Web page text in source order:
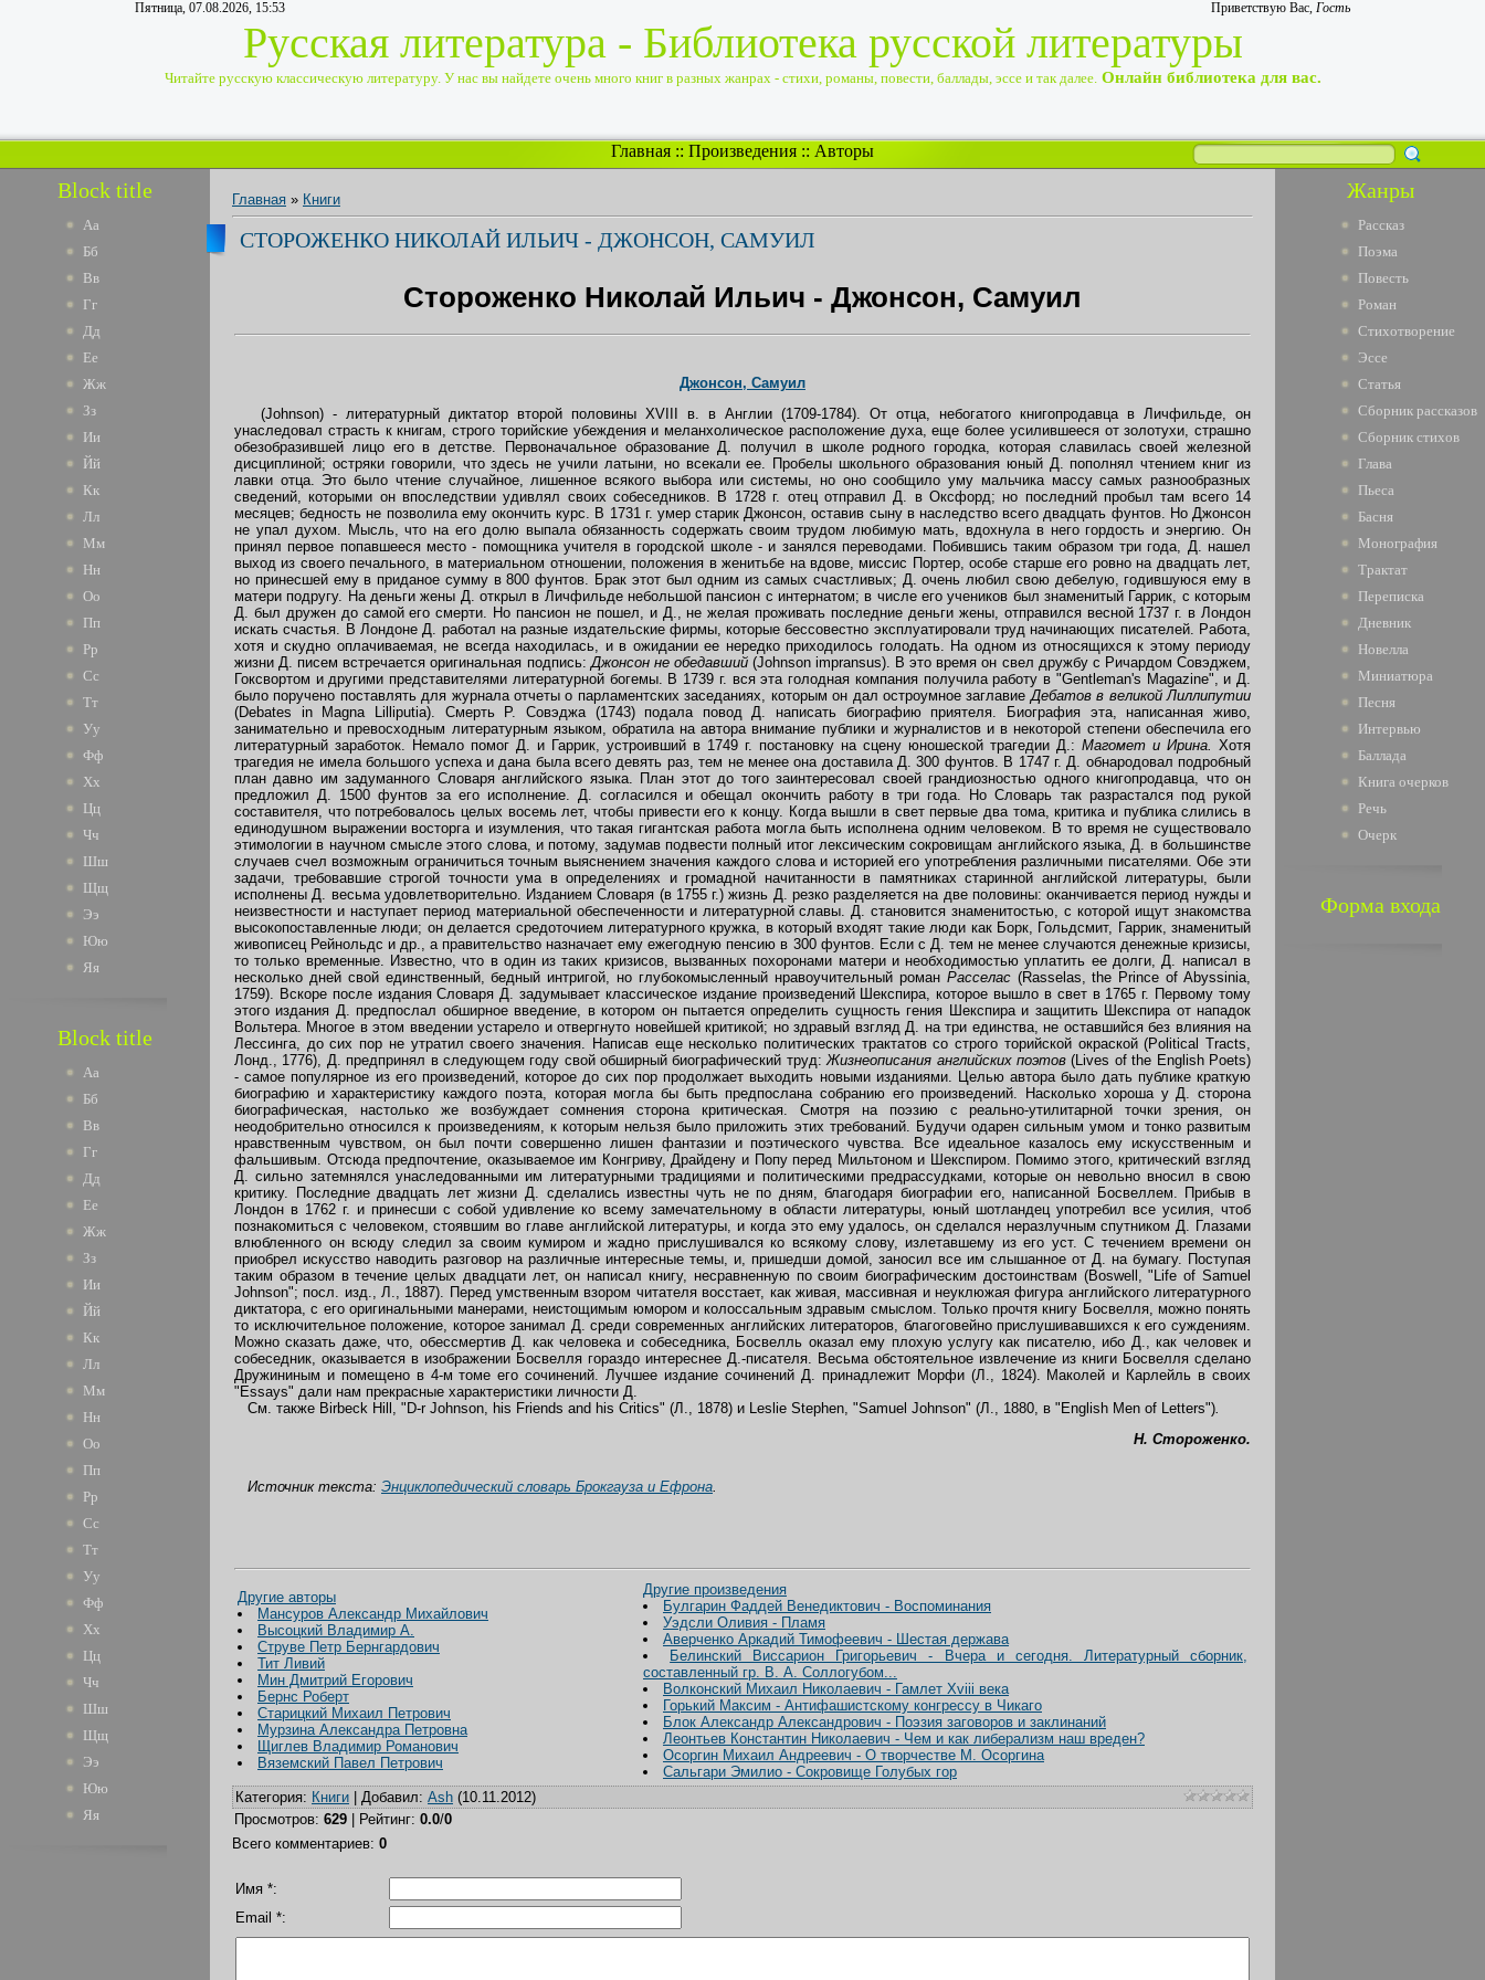
Пятница, 07.08.2026, 15:53 Приветствую Вас, Гость
Русская литература - Библиотека русской литературы
Читайте русскую классическую литературу. У нас вы найдете очень много книг в разных жанрах - стихи, романы, повести, баллады, эссе и так далее. Онлайн библиотека для вас.
Главная :: Произведения :: Авторы
Block title
Аа
Бб
Вв
Гг
Дд
Ее
Жж
Зз
Ии
Йй
Кк
Лл
Мм
Нн
Оо
Пп
Рр
Сс
Тт
Уу
Фф
Хх
Цц
Чч
Шш
Щщ
Ээ
Юю
Яя
Block title
Аа
Бб
Вв
Гг
Дд
Ее
Жж
Зз
Ии
Йй
Кк
Лл
Мм
Нн
Оо
Пп
Рр
Сс
Тт
Уу
Фф
Хх
Цц
Чч
Шш
Щщ
Ээ
Юю
Яя
Главная » Книги
СТОРОЖЕНКО НИКОЛАЙ ИЛЬИЧ - ДЖОНСОН, САМУИЛ
Стороженко Николай Ильич - Джонсон, Самуил
Джонсон, Самуил
(Johnson) - литературный диктатор второй половины XVIII в. в Англии (1709-1784). От отца, небогатого книгопродавца в Личфильде, он
унаследовал страсть к книгам, строго торийские убеждения и меланхолическое расположение духа, еще более усилившееся от золотухи, страшно
обезобразившей лицо его в детстве. Первоначальное образование Д. получил в школе родного городка, которая славилась своей железной
дисциплиной; остряки говорили, что здесь не учили латыни, но всекали ее. Пробелы школьного образования юный Д. пополнял чтением книг из
лавки отца. Это было чтение случайное, лишенное всякого выбора или системы, но оно сообщило уму мальчика массу самых разнообразных
сведений, которыми он впоследствии удивлял своих собеседников. В 1728 г. отец отправил Д. в Оксфорд; но последний пробыл там всего 14
месяцев; бедность не позволила ему окончить курс. В 1731 г. умер старик Джонсон, оставив сыну в наследство всего двадцать фунтов. Но Джонсон
не упал духом. Мысль, что на его долю выпала обязанность содержать своим трудом любимую мать, вдохнула в него гордость и энергию. Он
принял первое попавшееся место - помощника учителя в городской школе - и занялся переводами. Побившись таким образом три года, Д. нашел
выход из своего печального, в материальном отношении, положения в женитьбе на вдове, миссис Портер, особе старше его ровно на двадцать лет,
но принесшей ему в приданое сумму в 800 фунтов. Брак этот был одним из самых счастливых; Д. очень любил свою дебелую, годившуюся ему в
матери подругу. На деньги жены Д. открыл в Личфильде небольшой пансион с интернатом; в числе его учеников был знаменитый Гаррик, с которым
Д. был дружен до самой его смерти. Но пансион не пошел, и Д., не желая проживать последние деньги жены, отправился весной 1737 г. в Лондон
искать счастья. В Лондоне Д. работал на разные издательские фирмы, которые бессовестно эксплуатировали труд начинающих писателей. Работа,
хотя и скудно оплачиваемая, не всегда находилась, и в ожидании ее нередко приходилось голодать. На одном из относящихся к этому периоду
жизни Д. писем встречается оригинальная подпись: Джонсон не обедавший(Johnson impransus). В это время он свел дружбу с Ричардом Совэджем,
Гоксвортом и другими представителями литературной богемы. В 1739 г. вся эта голодная компания получила работу в "Gentleman's Magazine", и Д.
было поручено поставлять для журнала отчеты о парламентских заседаниях, которым он дал остроумное заглавие Дебатов в великой Лиллипутии
(Debates in Magna Lilliputia). Смерть Р. Совэджа (1743) подала повод Д. написать биографию приятеля. Биография эта, написанная живо,
занимательно и превосходным литературным языком, обратила на автора внимание публики и журналистов и в некоторой степени обеспечила его
литературный заработок. Немало помог Д. и Гаррик, устроивший в 1749 г. постановку на сцену юношеской трагедии Д.: Магомет и Ирина.
Хотя
трагедия не имела большого успеха и дана была всего девять раз, тем не менее она доставила Д. 300 фунтов. В 1747 г. Д. обнародовал подробный
план давно им задуманного Словаря английского языка. План этот до того заинтересовал своей грандиозностью одного книгопродавца, что он
предложил Д. 1500 фунтов за его исполнение. Д. согласился и обещал окончить работу в три года. Но Словарь так разрастался под рукой
составителя, что потребовалось целых восемь лет, чтобы привести его к концу. Когда вышли в свет первые два тома, критика и публика слились в
единодушном выражении восторга и изумления, что такая гигантская работа могла быть исполнена одним человеком. В то время не существовало
этимологии в научном смысле этого слова, и потому, задумав подвести полный итог лексическим сокровищам английского языка, Д. в большинстве
случаев счел возможным ограничиться точным выяснением значения каждого слова и историей его употребления различными писателями. Обе эти
задачи, требовавшие строгой точности ума в определениях и громадной начитанности в памятниках старинной английской литературы, были
исполнены Д. весьма удовлетворительно. Изданием Словаря (в 1755 г.) жизнь Д. резко разделяется на две половины: оканчивается период нужды и
неизвестности и наступает период материальной обеспеченности и литературной славы. Д. становится знаменитостью, с которой ищут знакомства
высокопоставленные люди; он делается средоточием литературного кружка, в который входят такие люди как Борк, Гольдсмит, Гаррик, знаменитый
живописец Рейнольдс и др., а правительство назначает ему ежегодную пенсию в 300 фунтов. Если с Д. тем не менее случаются денежные кризисы,
то только временные. Известно, что в один из таких кризисов, вызванных похоронами матери и необходимостью уплатить ее долги, Д. написал в
несколько дней свой единственный, бедный интригой, но глубокомысленный нравоучительный роман Расселас(Rasselas, the Prince of Abyssinia,
1759). Вскоре после издания Словаря Д. задумывает классическое издание произведений Шекспира, которое вышло в свет в 1765 г. Первому тому
этого издания Д. предпослал обширное введение, в котором он пытается определить сущность гения Шекспира и защитить Шекспира от нападок
Вольтера. Многое в этом введении устарело и отвергнуто новейшей критикой; но здравый взгляд Д. на три единства, не оставшийся без влияния на
Лессинга, до сих пор не утратил своего значения. Написав еще несколько политических трактатов со строго торийской окраской (Political Tracts,
Лонд., 1776), Д. предпринял в следующем году свой обширный биографический труд:Жизнеописания английских поэтов (Lives of the English Poets)
- самое популярное из его произведений, которое до сих пор продолжает выходить новыми изданиями. Целью автора было дать публике краткую
биографию и характеристику каждого поэта, которая могла бы быть предпослана собранию его произведений. Насколько хороша у Д. сторона
биографическая, настолько же возбуждает сомнения сторона критическая. Смотря на поэзию с реально-утилитарной точки зрения, он
неодобрительно относился к произведениям, к которым нельзя было приложить этих требований. Будучи одарен сильным умом и тонко развитым
нравственным чувством, он был почти совершенно лишен фантазии и поэтического чувства. Все идеальное казалось ему искусственным и
фальшивым. Отсюда предпочтение, оказываемое им Конгриву, Драйдену и Попу перед Мильтоном и Шекспиром. Помимо этого, критический взгляд
Д. сильно затемнялся унаследованными им литературными традициями и политическими предрассудками, которые он невольно вносил в свою
критику. Последние двадцать лет жизни Д. сделались известны чуть не по дням, благодаря биографии его, написанной Босвеллем. Прибыв в
Лондон в 1762 г. и принесши с собой удивление ко всему замечательному в области литературы, юный шотландец употребил все усилия, чтоб
познакомиться с человеком, стоявшим во главе английской литературы, и когда это ему удалось, он сделался неразлучным спутником Д. Глазами
влюбленного он всюду следил за своим кумиром и жадно прислушивался ко всякому слову, излетавшему из его уст. С течением времени он
приобрел искусство наводить разговор на различные интересные темы, и, пришедши домой, заносил все им слышанное от Д. на бумагу. Поступая
таким образом в течение целых двадцати лет, он написал книгу, несравненную по своим биографическим достоинствам (Boswell, "Life of Samuel
Johnson"; посл. изд., Л., 1887). Перед умственным взором читателя восстает, как живая, массивная и неуклюжая фигура английского литературного
диктатора, с его оригинальными манерами, неистощимым юмором и колоссальным здравым смыслом. Только прочтя книгу Босвелля, можно понять
то исключительное положение, которое занимал Д. среди современных английских литераторов, благоговейно прислушивавшихся к его суждениям.
Можно сказать даже, что, обессмертив Д. как человека и собеседника, Босвелль оказал ему плохую услугу как писателю, ибо Д., как человек и
собеседник, оказывается в изображении Босвелля гораздо интереснее Д.-писателя. Весьма обстоятельное извлечение из книги Босвелля сделано
Дружининым и помещено в 4-м томе его сочинений. Лучшее издание сочинений Д. принадлежит Морфи (Л., 1824). Маколей и Карлейль в своих
"Essays" дали нам прекрасные характеристики личности Д.
См. также Birbeck Hill, "D-r Johnson, his Friends and his Critics" (Л., 1878) и Leslie Stephen, "Samuel Johnson" (Л., 1880, в "English Men of Letters")
Н. Стороженко.
Источник текста: Энциклопедический словарь Брокгауза и Ефрона
Другие авторы
Мансуров Александр Михайлович
Высоцкий Владимир А.
Струве Петр Бернгардович
Тит Ливий
Мин Дмитрий Егорович
Бернс Роберт
Старицкий Михаил Петрович
Мурзина Александра Петровна
Щиглев Владимир Романович
Вяземский Павел Петрович
Другие произведения
Булгарин Фаддей Венедиктович - Воспоминания
Уэдсли Оливия - Пламя
Аверченко Аркадий Тимофеевич - Шестая держава
Белинский Виссарион Григорьевич - Вчера и сегодня. Литературный сборник,
составленный гр. В. А. Соллогубом...
Волконский Михаил Николаевич - Гамлет Xviii века
Горький Максим - Антифашистскому конгрессу в Чикаго
Блок Александр Александрович - Поэзия заговоров и заклинаний
Леонтьев Константин Николаевич - Чем и как либерализм наш вреден?
Осоргин Михаил Андреевич - О творчестве М. Осоргина
Сальгари Эмилио - Сокровище Голубых гор
Категория: Книги Добавил: Ash (10.11.2012)
Просмотров: 629 Рейтинг: 0.0/0
Всего комментариев: 0
Имя *:
Email *:
Жанры
Рассказ
Поэма
Повесть
Роман
Стихотворение
Эссе
Статья
Сборник рассказов
Сборник стихов
Глава
Пьеса
Басня
Монография
Трактат
Переписка
Дневник
Новелла
Миниатюра
Песня
Интервью
Баллада
Книга очерков
Речь
Очерк
Форма входа